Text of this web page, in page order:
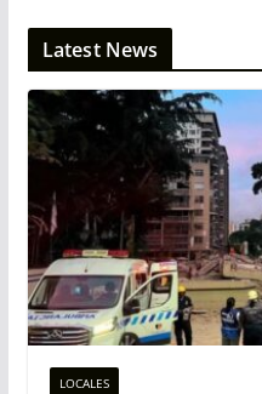
Latest News
LOCALES